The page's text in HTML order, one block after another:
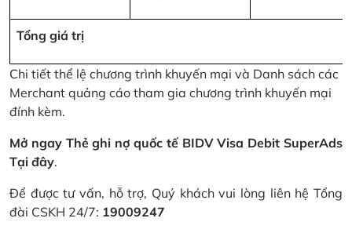
Tổng giá trị
Chi tiết thể lệ chương trình khuyến mại và Danh sách các
Merchant quảng cáo tham gia chương trình khuyến mại
đính kèm.
Mở ngay Thẻ ghi nợ quốc tế BIDV Visa Debit SuperAds
Tại đây.
Để được tư vấn, hỗ trợ, Quý khách vui lòng liên hệ Tổng
đài CSKH 24/7: 19009247